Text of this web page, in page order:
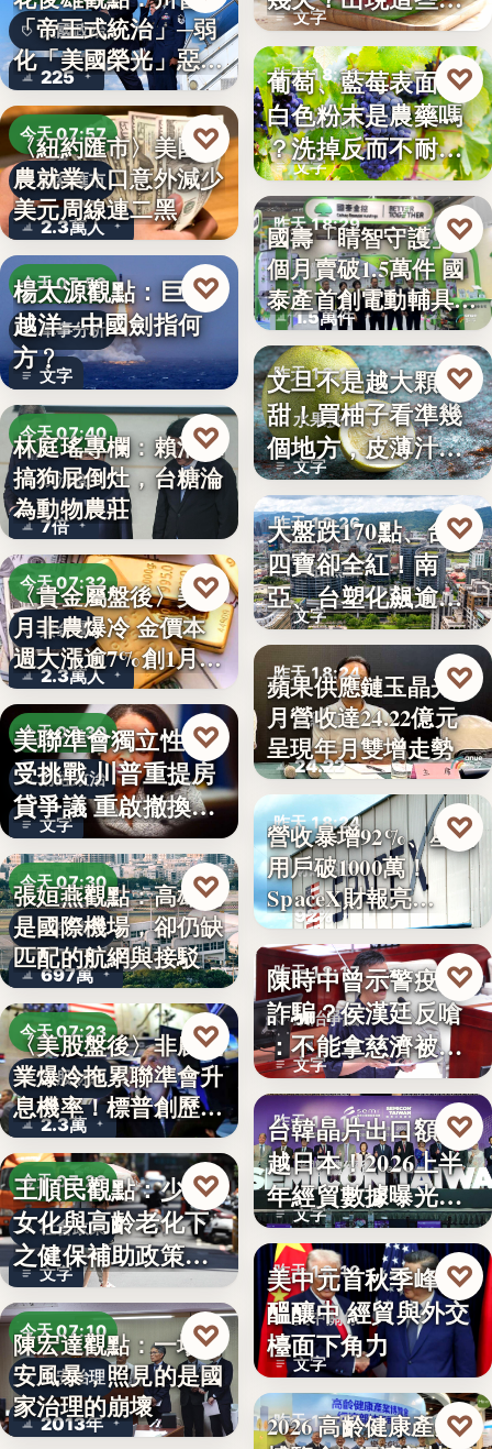
美國政治
225
「帝王式統治」─弱
化「美國榮光」惡化
「民…
今天 07:57
財經匯市
2.3萬人
〈紐約匯市〉美國非
農就業人口意外減少
美元周線連二黑
♡
今天 07:50
軍事分析
文字
楊太源觀點：巨浪
越洋─中國劍指何
方﹖
♡
今天 07:40
政治食安
7倍
林庭瑤專欄：賴清德
搞狗屁倒灶，台糖淪
為動物農莊
♡
今天 07:32
貴金屬
2.3萬人
〈貴金屬盤後〉美7
月非農爆冷 金價本
週大漲逾7%創1月
來…
♡
今天 07:30
財經政治
文字
美聯準會獨立性再
受挑戰 川普重提房
貸爭議 重啟撤換庫
克程…
♡
今天 07:30
航空政策
697萬
張姮燕觀點：高雄已
是國際機場，卻仍缺
匹配的航網與接駁
♡
今天 07:23
美股財經
2.3萬
〈美股盤後〉非農就
業爆冷拖累聯準會升
息機率！標普創歷史
新…
♡
今天 07:20
社會政策
文字
王順民觀點：少子
女化與高齡老化下
之健保補助政策的
解構、重…
♡
今天 07:10
食安治理
2013年
陳宏達觀點：一場食
安風暴，照見的是國
家治理的崩壞
♡
文字
況別再吃
昨天 18:29
食物知識
文字
葡萄、藍莓表面的
白色粉末是農藥嗎
？洗掉反而不耐
放，「白霜…
♡
昨天 18:29
高齡金融
1.5萬件
國壽「睛智守護」3
個月賣破1.5萬件 國
泰產首創電動輔具…
♡
昨天 18:27
水果挑選
文字
文旦不是越大顆越
甜！買柚子看準幾
個地方，皮薄汁多
不踩雷
♡
昨天 18:26
台股焦點
文字
大盤跌170點、台塑
四寶卻全紅！南
亞、台塑化飆逾
5%，背…
♡
昨天 18:24
財經焦點
24.22
蘋果供應鏈玉晶光7
月營收達24.22億元
呈現年月雙增走勢
♡
昨天 18:24
財經科技
92%
營收暴增92%、星鏈
用戶破1000萬！
SpaceX財報亮…
♡
昨天 18:17
政治爭議
文字
陳時中曾示警疫苗
詐騙？侯漢廷反嗆
：不能拿慈濟被詐
來洗白「…
♡
昨天 18:10
半導體經貿
文字
台韓晶片出口額超
越日本！2026上半
年經貿數據曝光：
台積…
♡
昨天 18:10
美中關係
文字
美中元首秋季峰會
醞釀中 經貿與外交
檯面下角力
♡
昨天 17:59
2026 高齡健康產業♡